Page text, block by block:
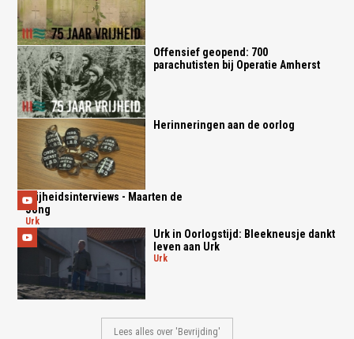
Offensief geopend: 700
parachutisten bij Operatie Amherst
Herinneringen aan de oorlog
Vrijheidsinterviews - Maarten de
Jong
urk
Urk in Oorlogstijd: Bleekneusje dankt
leven aan Urk
urk
Lees alles over 'Bevrijding'